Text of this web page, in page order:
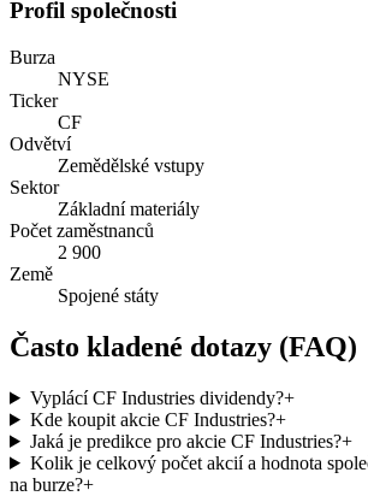
Profil společnosti
Burza
NYSE
Ticker
CF
Odvětví
Zemědělské vstupy
Sektor
Základní materiály
Počet zaměstnanců
2 900
Země
Spojené státy
Často kladené dotazy (FAQ)
Vyplácí CF Industries dividendy?+
Kde koupit akcie CF Industries?+
Jaká je predikce pro akcie CF Industries?+
Kolik je celkový počet akcií a hodnota
na burze?+